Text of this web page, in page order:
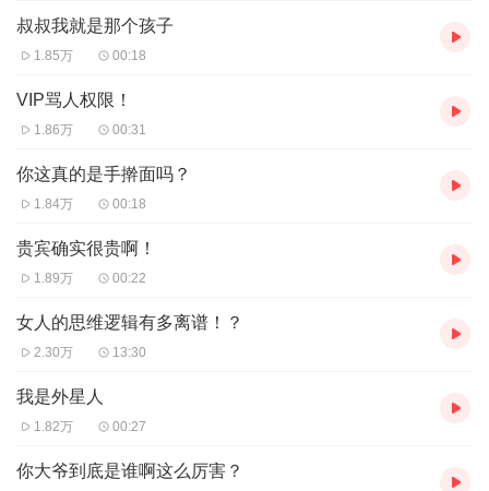
叔叔我就是那个孩子
1.85万 00:18
VIP骂人权限！
1.86万 00:31
你这真的是手擀面吗？
1.84万 00:18
贵宾确实很贵啊！
1.89万 00:22
女人的思维逻辑有多离谱！？
2.30万 13:30
我是外星人
1.82万 00:27
你大爷到底是谁啊这么厉害？